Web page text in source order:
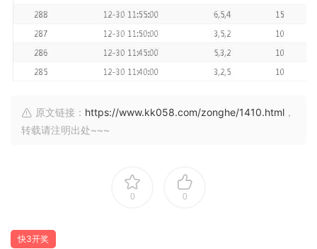
原文链接： https://www.kk058.com/zonghe/1410.html ，
转载请注明出处~~~
0 0
快3开奖